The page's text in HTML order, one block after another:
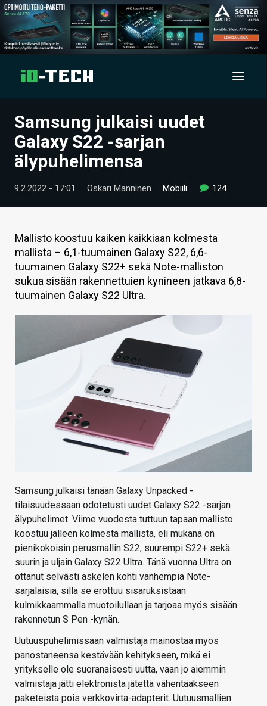
UUTISET
ARTIKKELIT
VIDEOT
TECHBBS
TIETOA
HINTA.FI
KAUPPA
Samsung julkaisi uudet
Galaxy S22 -sarjan
älypuhelimensa
9.2.2022 - 17:01 Oskari Manninen Mobiili 124
Mallisto koostuu kaiken kaikkiaan kolmesta
mallista – 6,1-tuumainen Galaxy S22, 6,6-
tuumainen Galaxy S22+ sekä Note-malliston
sukua sisään rakennettuien kynineen jatkava 6,8-
tuumainen Galaxy S22 Ultra.
Samsung julkaisi tänään Galaxy Unpacked -
tilaisuudessaan odotetusti uudet Galaxy S22 -sarjan
älypuhelimet. Viime vuodesta tuttuun tapaan mallisto
koostuu jälleen kolmesta mallista, eli mukana on
pienikokoisin perusmallin S22, suurempi S22+ sekä
suurin ja uljain Galaxy S22 Ultra. Tänä vuonna Ultra on
ottanut selvästi askelen kohti vanhempia Note-
sarjalaisia, sillä se erottuu sisaruksistaan
kulmikkaammalla muotoilullaan ja tarjoaa myös sisään
rakennetun S Pen -kynän.
Uutuuspuhelimissaan valmistaja mainostaa myös
panostaneensa kestävään kehitykseen, mikä ei
yritykselle ole suoranaisesti uutta, vaan jo aiemmin
valmistaja jätti elektronista jätettä vähentääkseen
paketeista pois verkkovirta-adapterit. Uutuusmallien